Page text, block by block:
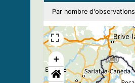
Par nombre d'observations
+